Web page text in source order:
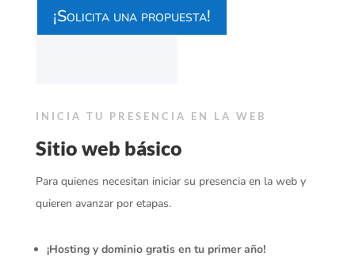
¡Solicita una propuesta!
INICIA TU PRESENCIA EN LA WEB
Sitio web básico
Para quienes necesitan iniciar su presencia en la web y
quieren avanzar por etapas.
¡Hosting y dominio gratis en tu primer año!